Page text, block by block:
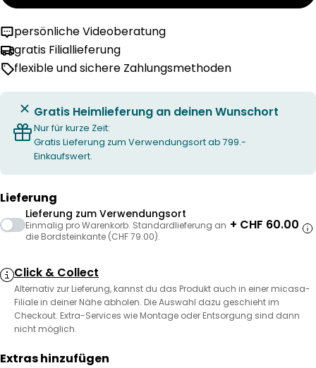
persönliche Videoberatung
gratis Filiallieferung
flexible und sichere Zahlungsmethoden
Gratis Heimlieferung an deinen Wunschort
Nur für kurze Zeit:
Gratis Lieferung zum Verwendungsort ab 799.-
Einkaufswert.
Lieferung
Lieferung zum Verwendungsort
Einmalig pro Warenkorb. Standardlieferung an
die Bordsteinkante (CHF 79.00).
+ CHF 60.00
Click & Collect
Alternativ zur Lieferung, kannst du das Produkt auch in einer micasa-
Filiale in deiner Nähe abholen. Die Auswahl dazu geschieht im
Checkout. Extra-Services wie Montage oder Entsorgung sind dann
nicht möglich.
Extras hinzufügen